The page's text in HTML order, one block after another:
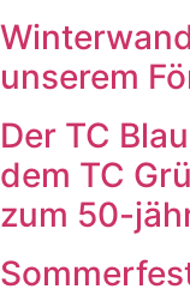
unserem
Der TC
dem TC
zum 50-